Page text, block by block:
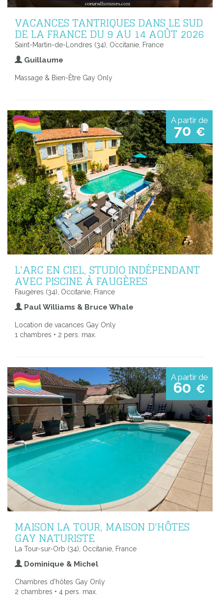
VACANCES TANTRIQUES DANS LE SUD
DE LA FRANCE DU 9 AU 14 AOÛT 2026
Saint-Martin-de-Londres (34), Occitanie, France
Guillaume
Massage & Bien-Être Gay Only
A partir de
70 €
L'ARC EN CIEL, STUDIO INDÉPENDANT
AVEC PISCINE À FAUGÈRES
Faugères (34), Occitanie, France
Paul Williams & Bruce Whale
Location de vacances Gay Only
1 chambres • 2 pers. max.
A partir de
60 €
MAISON LA TOUR, MAISON D'HÔTES
GAY NATURISTE
La Tour-sur-Orb (34), Occitanie, France
Dominique & Michel
Chambres d'hôtes Gay Only
2 chambres • 4 pers. max.